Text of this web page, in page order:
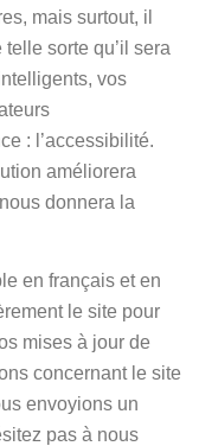
mais surtout, il
sorte qu’il sera
vos
: l’accessibilité.
améliorera
donnera la
en français et en
le site pour
mises à jour de
concernant le site
envoyions un
pas à nous